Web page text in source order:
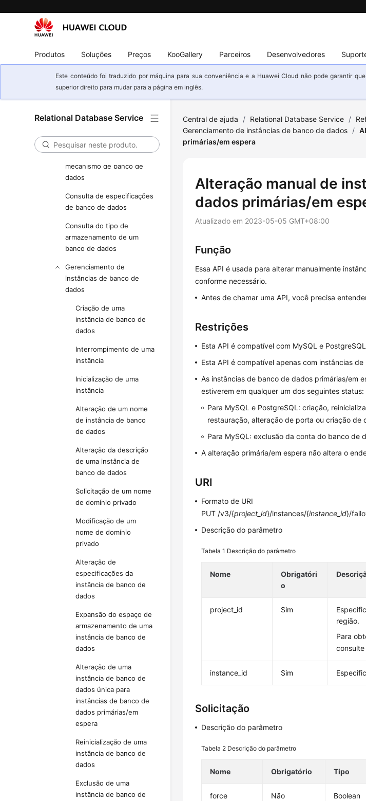
Produtos Soluções Preços KooGallery Parceiros Desenvolvedores
Este conteúdo foi traduzido por máquina para sua conveniência e a Huawei Cloud não pode garantir
superior direito para mudar para a página em inglês.
Relational Database Service
Referência de API
Visão geral de API
Chamada de APIs
Consulta de informações
Consulta de informações
de versão sobre um
mecanismo de banco de
dados
Consulta de especificações
de banco de dados
Consulta do tipo de
armazenamento de um
banco de dados
Gerenciamento de
instâncias de banco de
dados
Criação de uma
instância de banco de
dados
Interrompimento de uma
instância
Inicialização de uma
instância
Alteração de um nome
de instância de banco
de dados
Alteração da descrição
de uma instância de
banco de dados
Solicitação de um nome
de domínio privado
Modificação de um
nome de domínio
privado
Alteração de
especificações da
instância de banco de
dados
Expansão do espaço de
armazenamento de uma
instância de banco de
dados
Alteração de uma
instância de banco de
dados única para
instâncias de banco de
dados primárias/em
espera
Reinicialização de uma
instância de banco de
dados
Exclusão de uma
instância de banco de
Central de ajuda / Relational Database Service /
Gerenciamento de instâncias de banco de dados /
primárias/em espera
Alteração manual de
dados primárias/em
Atualizado em 2023-05-05 GMT+08:00
Função
Essa API é usada para alterar manualmente
conforme necessário.
Antes de chamar uma API, você precisa
Restrições
Esta API é compatível com MySQL e
Esta API é compatível apenas com instâncias
As instâncias de banco de dados primárias/em
estiverem em qualquer um dos seguintes status:
Para MySQL e PostgreSQL: criação,
restauração, alteração de porta ou criação de
Para MySQL: exclusão da conta do banco de
A alteração primária/em espera não altera o
URI
Formato de URI
PUT /v3/{project_id}/instances/{instance_id}/
Descrição do parâmetro
Tabela 1 Descrição do parâmetro
Nome
Obrigatóri
o
project_id Sim
região.
Para
instance_id Sim
Solicitação
Descrição do parâmetro
Tabela 2 Descrição do parâmetro
Nome Obrigatório Tipo
force Não Boolean